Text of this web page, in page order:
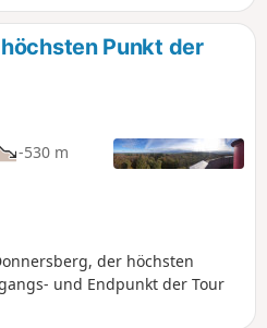
und an den
der Weg vonPunkt der
-530 m
der höchsten
und Endpunkt der Tour